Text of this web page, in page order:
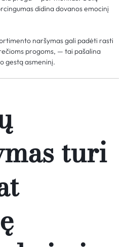
didina dovanos emocinį
naršymas gali padėti rasti
progoms, — tai pašalina
gestą asmeninį.
turi